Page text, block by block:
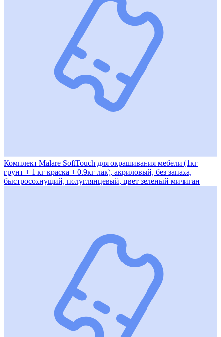
Комплект Malare SoftTouch для окрашивания мебели (1кг
грунт + 1 кг краска + 0.9кг лак), акриловый, без запаха,
быстросохнущий, полуглянцевый, цвет зеленый мичиган